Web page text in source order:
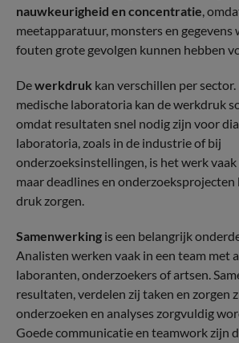
nauwkeurigheid en concentratie,
meetapparatuur, monsters en gegevens
fouten grote gevolgen kunnen hebben
Dewerkdruk kan verschillen per
medische laboratoria kan de werkdruk
omdat resultaten snel nodig zijn voor
laboratoria, zoals in de industrie of bij
onderzoeksinstellingen, is het werk
maar deadlines en
druk zorgen.
Samenwerking is een belangrijk
Analisten werken vaak in een team met
laboranten, onderzoekers of artsen.
resultaten, verdelen zij taken en zorgen
onderzoeken en analyses zorgvuldig
Goede communicatie en teamwork zijn